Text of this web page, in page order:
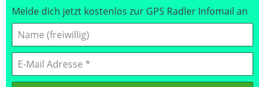
Melde dich jetzt kostenlos zur GPS Radler Infomail an